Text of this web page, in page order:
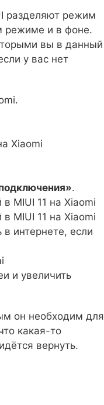
разделяют режим
режиме и в фоне.
вы в данный
у вас нет
.
интернете, если
и увеличить
он необходим для
какая-то
вернуть.